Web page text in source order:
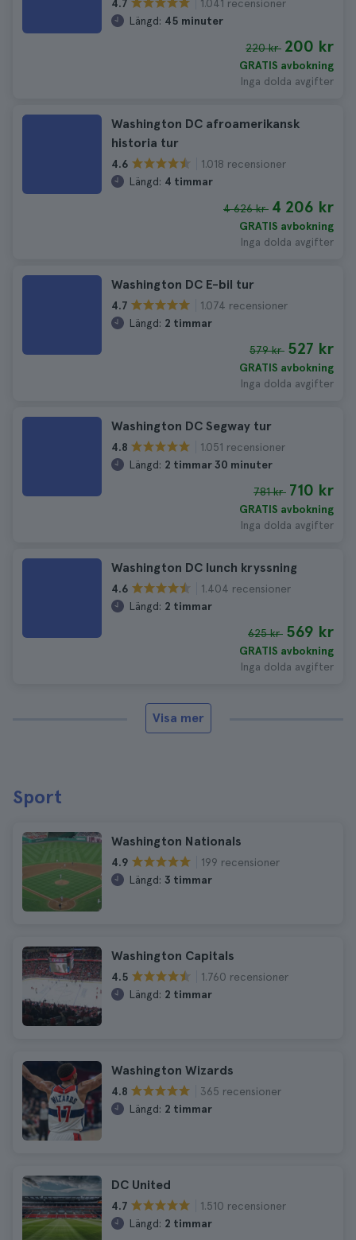
4.7
1.041 recensioner
Längd: 45 minuter
220 kr 200 kr
GRATIS avbokning
Inga dolda avgifter
Washington DC afroamerikansk
historia tur
4.6
1.018 recensioner
Längd: 4 timmar
4 626 kr 4 206 kr
GRATIS avbokning
Inga dolda avgifter
Washington DC E-bil tur
4.7
1.074 recensioner
Längd: 2 timmar
579 kr 527 kr
GRATIS avbokning
Inga dolda avgifter
Washington DC Segway tur
4.8
1.051 recensioner
Längd: 2 timmar 30 minuter
781 kr 710 kr
GRATIS avbokning
Inga dolda avgifter
Washington DC lunch kryssning
4.6
1.404 recensioner
Längd: 2 timmar
625 kr 569 kr
GRATIS avbokning
Inga dolda avgifter
Visa mer
Sport
Washington Nationals
4.9
199 recensioner
Längd: 3 timmar
Washington Capitals
4.5
1.760 recensioner
Längd: 2 timmar
Washington Wizards
4.8
365 recensioner
Längd: 2 timmar
DC United
4.7
1.510 recensioner
Längd: 2 timmar